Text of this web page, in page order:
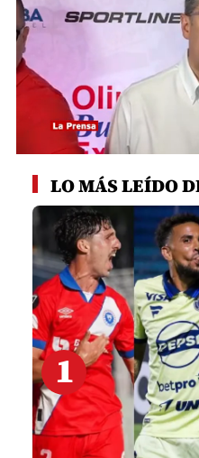
seconds
minutes,
seconds
LO MÁS LEÍDO
1